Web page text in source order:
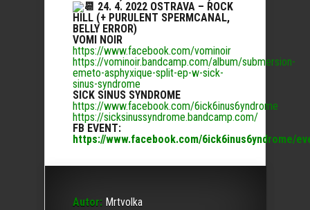
24. 4. 2022 OSTRAVA – ROCK
HILL (+ PURULENT SPERMCANAL,
BELLY ERROR)
VOMI NOIR
https://www.facebook.com/vominoir
https://vominoir.bandcamp.com/album/submersion-
emeto-asphyxique-split-ep-w-sick-
sinus-syndrome
SICK SINUS SYNDROME
https://www.facebook.com/6ick6inus6yndrome
https://sicksinussyndrome.bandcamp.com/
FB EVENT:
https://www.facebook.com/6ick6inus6yndrome/
Autor: Mrtvolka